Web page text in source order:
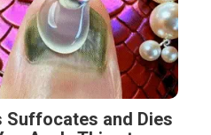
Suffocates and Dies